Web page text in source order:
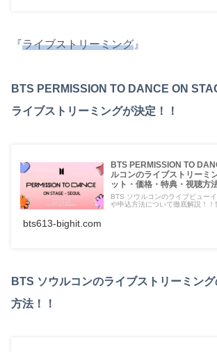
『ライブストリーミング 』
BTS PERMISSION TO DANCE ON
ライブストリーミングが決定！！
BTS PERMISSION TO
ルコンのライブストリーミ
ット・価格・特典・視聴方
BTS ソウルコンのライブビュー
や申込方法について徹底解説！
bts613-bighit.com
BTS ソウルコンのライブストリーミン
方法！！